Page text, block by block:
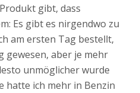
gibt, dass
Es gibt es nirgendwo zu
am ersten Tag bestellt,
gewesen, aber je mehr
unmöglicher wurde
hatte ich mehr in Benzin